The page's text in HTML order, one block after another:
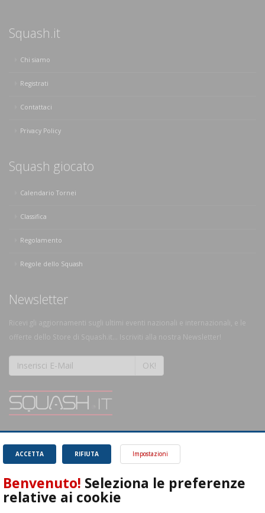
Squash.it
Chi siamo
Registrati
Contattaci
Privacy Policy
Squash giocato
Calendario Tornei
Classifica
Regolamento
Regole dello Squash
Newsletter
Ricevi gli aggiornamenti sugli ultimi eventi nazionali e internazionali, e le
offerte dello Store di Squash.it... Iscriviti alla nostra Newsletter!
OK!
magnifico sport.
Leggi
RIFIUTA
ACCETTA Impostazioni
Benvenuto! Seleziona le preferenze
relative ai cookie